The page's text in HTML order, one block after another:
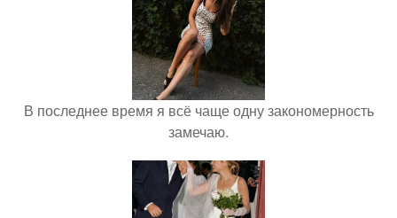
В последнее время я всё чаще одну закономерность
замечаю.